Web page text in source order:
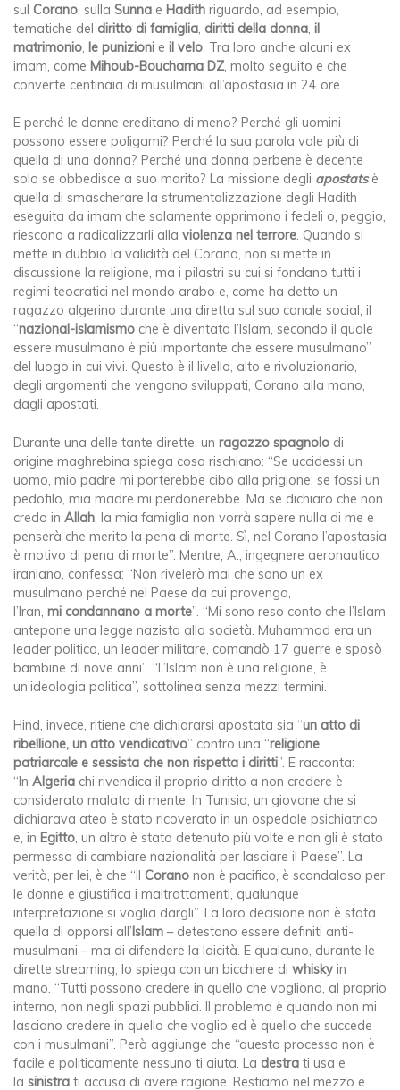
sul Corano, sulla Sunna e Hadith riguardo, ad esempio,
tematiche del diritto di famiglia, diritti della donna, il
matrimonio, le punizioni e il velo. Tra loro anche alcuni ex
imam, come Mihoub-Bouchama DZ, molto seguito e che
converte centinaia di musulmani all’apostasia in 24 ore.
E perché le donne ereditano di meno? Perché gli uomini
possono essere poligami? Perché la sua parola vale più di
quella di una donna? Perché una donna perbene è decente
solo se obbedisce a suo marito? La missione degli apostatsè
quella di smascherare la strumentalizzazione degli Hadith
eseguita da imam che solamente opprimono i fedeli o, peggio,
riescono a radicalizzarli alla violenza nel terrore. Quando si
mette in dubbio la validità del Corano, non si mette in
discussione la religione, ma i pilastri su cui si fondano tutti i
regimi teocratici nel mondo arabo e, come ha detto un
ragazzo algerino durante una diretta sul suo canale social, il
“nazional-islamismo che è diventato l’Islam, secondo il quale
essere musulmano è più importante che essere musulmano”
del luogo in cui vivi. Questo è il livello, alto e rivoluzionario,
degli argomenti che vengono sviluppati, Corano alla mano,
dagli apostati.
Durante una delle tante dirette, un ragazzo spagnolo di
origine maghrebina spiega cosa rischiano: “Se uccidessi un
uomo, mio padre mi porterebbe cibo alla prigione; se fossi un
pedofilo, mia madre mi perdonerebbe. Ma se dichiaro che non
credo in Allah, la mia famiglia non vorrà sapere nulla di me e
penserà che merito la pena di morte. Sì, nel Corano l’apostasia
è motivo di pena di morte”. Mentre, A., ingegnere aeronautico
iraniano, confessa: “Non rivelerò mai che sono un ex
musulmano perché nel Paese da cui provengo,
l’Iran, mi condannano a morte”. “Mi sono reso conto che l’Islam
antepone una legge nazista alla società. Muhammad era un
leader politico, un leader militare, comandò 17 guerre e sposò
bambine di nove anni”. “L’Islam non è una religione, è
un’ideologia politica”, sottolinea senza mezzi termini.
Hind, invece, ritiene che dichiararsi apostata sia “un atto di
ribellione, un atto vendicativo” contro una “religione
patriarcale e sessista che non rispetta i diritti”. E racconta:
“In Algeria chi rivendica il proprio diritto a non credere è
considerato malato di mente. In Tunisia, un giovane che si
dichiarava ateo è stato ricoverato in un ospedale psichiatrico
e, in Egitto , un altro è stato detenuto più volte e non gli è stato
permesso di cambiare nazionalità per lasciare il Paese”. La
verità, per lei, è che “il Corano non è pacifico, è scandaloso per
le donne e giustifica i maltrattamenti, qualunque
interpretazione si voglia dargli”. La loro decisione non è stata
quella di opporsi all’Islam – detestano essere definiti anti-
musulmani – ma di difendere la laicità. E qualcuno, durante le
dirette streaming, lo spiega con un bicchiere di whisky in
mano. “Tutti possono credere in quello che vogliono, al proprio
interno, non negli spazi pubblici. Il problema è quando non mi
lasciano credere in quello che voglio ed è quello che succede
con i musulmani”. Però aggiunge che “questo processo non è
facile e politicamente nessuno ti aiuta. La destra ti usa e
la sinistra ti accusa di avere ragione. Restiamo nel mezzo e